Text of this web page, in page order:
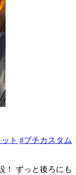
ト #プチカスタム
！ ずっと後ろにも